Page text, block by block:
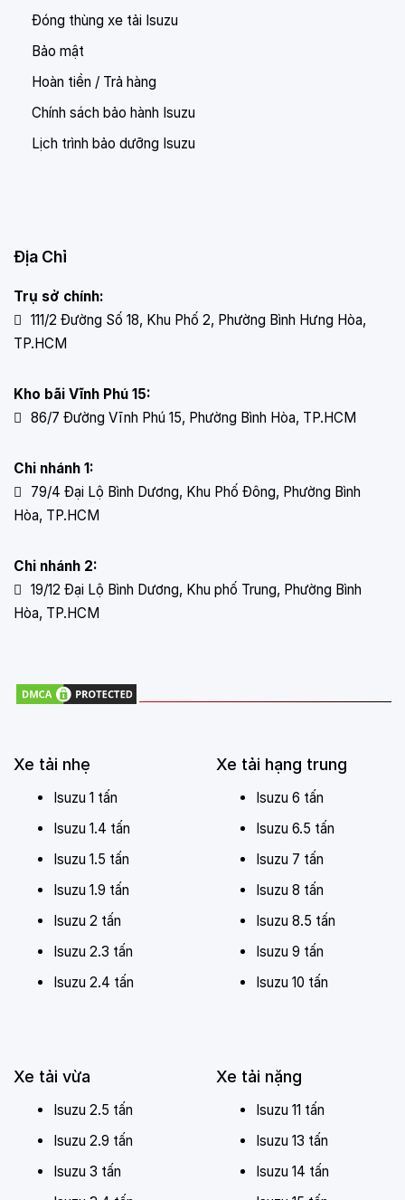
Đóng thùng xe tải Isuzu
Bảo mật
Hoàn tiền / Trả hàng
Chính sách bảo hành Isuzu
Lịch trình bảo dưỡng Isuzu
Địa Chỉ
Trụ sở chính:
111/2 Đường Số 18, Khu Phố 2, Phường Bình Hưng Hòa,
TP.HCM
Kho bãi Vĩnh Phú 15:
86/7 Đường Vĩnh Phú 15, Phường Bình Hòa, TP.HCM
Chi nhánh 1:
79/4 Đại Lộ Bình Dương, Khu Phố Đông, Phường Bình
Hòa, TP.HCM
Chi nhánh 2:
19/12 Đại Lộ Bình Dương, Khu phố Trung, Phường Bình
Hòa, TP.HCM
Xe tải nhẹ
Isuzu 1 tấn
Isuzu 1.4 tấn
Isuzu 1.5 tấn
Isuzu 1.9 tấn
Isuzu 2 tấn
Isuzu 2.3 tấn
Isuzu 2.4 tấn
Xe tải vừa
Isuzu 2.5 tấn
Isuzu 2.9 tấn
Isuzu 3 tấn
Xe tải hạng trung
Isuzu 6 tấn
Isuzu 6.5 tấn
Isuzu 7 tấn
Isuzu 8 tấn
Isuzu 8.5 tấn
Isuzu 9 tấn
Isuzu 10 tấn
Xe tải nặng
Isuzu 11 tấn
Isuzu 13 tấn
Isuzu 14 tấn